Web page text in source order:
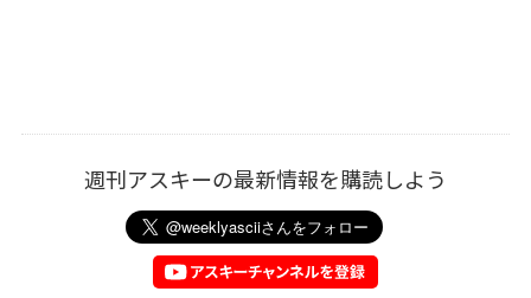
週刊アスキーの最新情報を購読しよう